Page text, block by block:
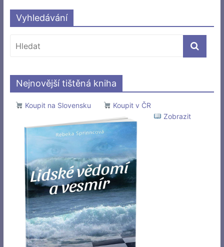
Vyhledávání
Nejnovější tištěná kniha
Koupit na Slovensku
Koupit v ČR
Zobrazit